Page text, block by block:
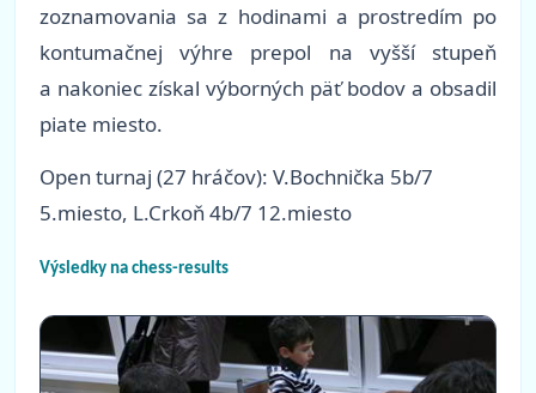
zoznamovania sa z hodinami a prostredím po
kontumačnej výhre prepol na vyšší stupeň
a nakoniec získal výborných päť bodov a obsadil
piate miesto.
Open turnaj (27 hráčov): V.Bochnička 5b/7
5.miesto, L.Crkoň 4b/7 12.miesto
Výsledky na chess-results